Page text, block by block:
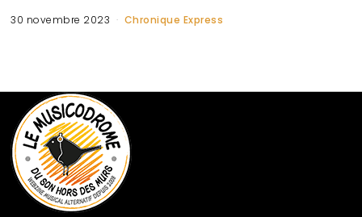
30 novembre 2023 Chronique Express